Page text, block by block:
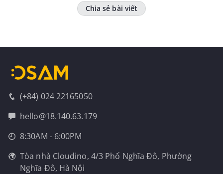
Chia sẻ bài viết
(+84) 024 22165050
hello@18.140.63.179
8:30AM - 6:00PM
Tòa nhà Cloudino, 4/3 Phố Nghĩa Đô, Phường
Nghĩa Đô, Hà Nội